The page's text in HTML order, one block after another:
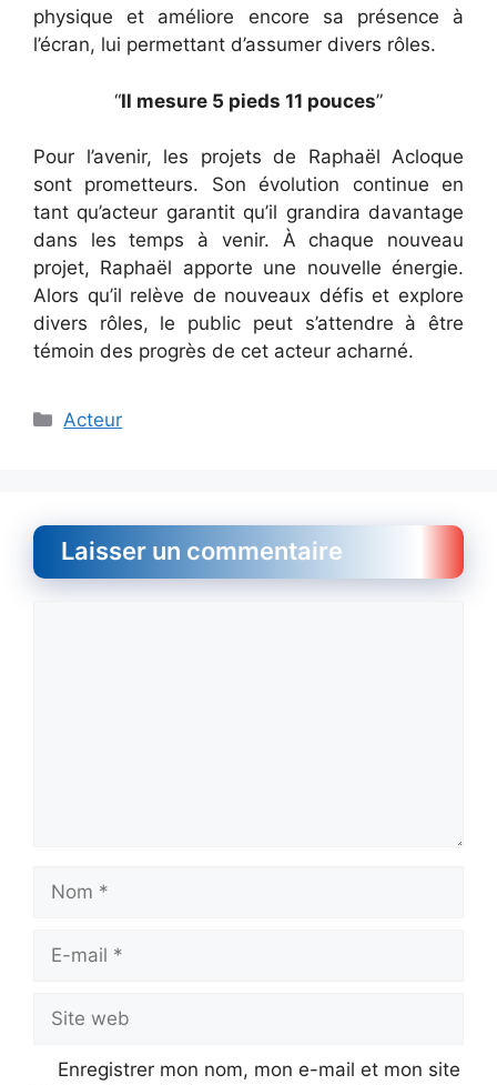
physique et améliore encore sa présence à
l’écran, lui permettant d’assumer divers rôles.
“Il mesure 5 pieds 11 pouces”
Pour l’avenir, les projets de Raphaël Acloque
sont prometteurs. Son évolution continue en
tant qu’acteur garantit qu’il grandira davantage
dans les temps à venir. À chaque nouveau
projet, Raphaël apporte une nouvelle énergie.
Alors qu’il relève de nouveaux défis et explore
divers rôles, le public peut s’attendre à être
témoin des progrès de cet acteur acharné.
Catégories
Acteur
Laisser un commentaire
Nom
Site
web
Enregistrer mon nom, mon e-mail et mon site